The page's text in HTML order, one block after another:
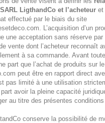
LigthandCo et l’acheteur et
effectué par le biais du site
. L’acquisition d’un
une acceptation sans réserve par
vente dont l’acheteur reconnaît
à sa commande. Avant
part que l’achat de produits sur
peut être en rapport direct
pas limité à une utilisation
part avoir la pleine capacité
au titre des présentes
conserve la possibilité de